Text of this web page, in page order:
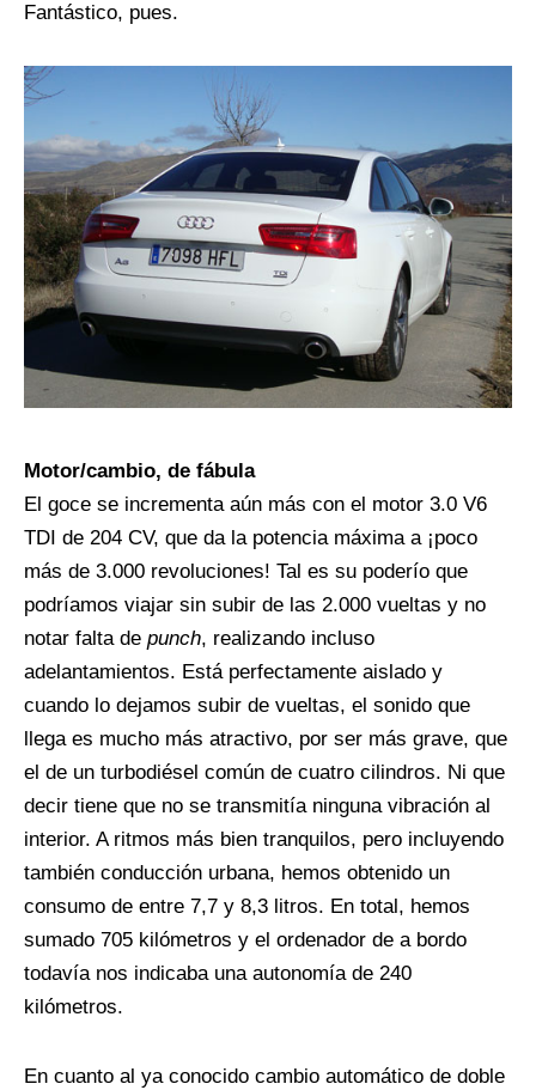
Fantástico, pues.
Motor/cambio, de fábula
El goce se incrementa aún más con el motor 3.0 V6
TDI de 204 CV, que da la potencia máxima a ¡poco
más de 3.000 revoluciones! Tal es su poderío que
podríamos viajar sin subir de las 2.000 vueltas y no
notar falta de punch, realizando incluso
adelantamientos. Está perfectamente aislado y
cuando lo dejamos subir de vueltas, el sonido que
llega es mucho más atractivo, por ser más grave, que
el de un turbodiésel común de cuatro cilindros. Ni que
decir tiene que no se transmitía ninguna vibración al
interior. A ritmos más bien tranquilos, pero incluyendo
también conducción urbana, hemos obtenido un
consumo de entre 7,7 y 8,3 litros. En total, hemos
sumado 705 kilómetros y el ordenador de a bordo
todavía nos indicaba una autonomía de 240
kilómetros.
En cuanto al ya conocido cambio automático de doble